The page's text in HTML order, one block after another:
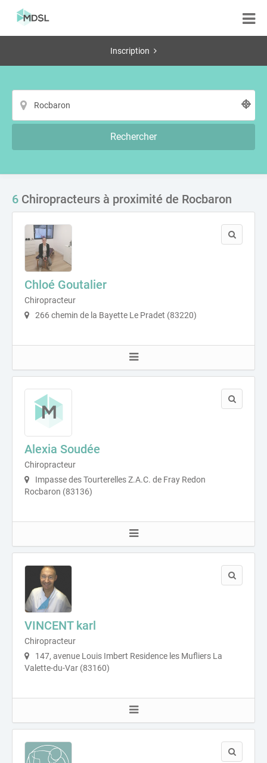
Inscription
Rechercher
6 Chiropracteurs à proximité de Rocbaron
Chloé Goutalier
Chiropracteur
266 chemin de la Bayette Le Pradet (83220)
Alexia Soudée
Chiropracteur
Impasse des Tourterelles Z.A.C. de Fray Redon
Rocbaron (83136)
VINCENT karl
Chiropracteur
147, avenue Louis Imbert Residence les Mufliers La
Valette-du-Var (83160)